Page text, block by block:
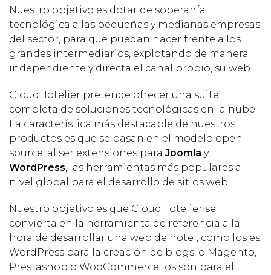
Nuestro objetivo es dotar de soberanía
tecnológica a las pequeñas y medianas empresas
del sector, para que puedan hacer frente a los
grandes intermediarios, explotando de manera
independiente y directa el canal propio, su web.
CloudHotelier pretende ofrecer una suite
completa de soluciones tecnológicas en la nube.
La característica más destacable de nuestros
productos es que se basan en el modelo open-
source, al ser extensiones para Joomla y
WordPress, las herramientas más populares a
nivel global para el desarrollo de sitios web.
Nuestro objetivo es que CloudHotelier se
convierta en la herramienta de referencia a la
hora de desarrollar una web de hotel, como los es
WordPress para la creación de blogs, o Magento,
Prestashop o WooCommerce los son para el